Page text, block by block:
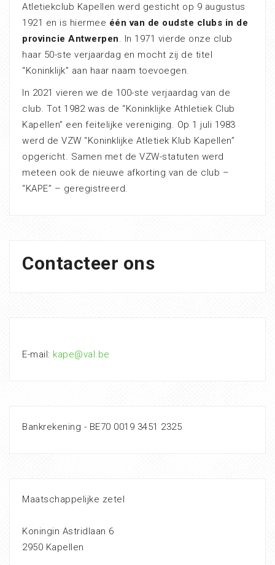
Atletiekclub Kapellen werd gesticht op 9 augustus
1921 en is hiermee één van de oudste clubs in de
provincie Antwerpen. In 1971 vierde onze club
haar 50-ste verjaardag en mocht zij de titel
“Koninklijk” aan haar naam toevoegen.
In 2021 vieren we de 100-ste verjaardag van de
club. Tot 1982 was de “Koninklijke Athletiek Club
Kapellen” een feitelijke vereniging. Op 1 juli 1983
werd de VZW “Koninklijke Atletiek Klub Kapellen”
opgericht. Samen met de VZW-statuten werd
meteen ook de nieuwe afkorting van de club –
“KAPE” – geregistreerd.
Contacteer ons
E-mail: kape@val.be
Bankrekening - BE70 0019 3451 2325
Maatschappelijke zetel
Koningin Astridlaan 6
2950 Kapellen